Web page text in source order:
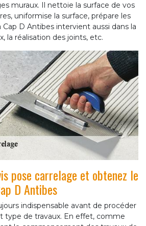
muraux. Il nettoie la surface de vos
uniformise la surface, prépare les
Cap D Antibes intervient aussi dans la
la réalisation des joints, etc.
pose carrelage et obtenez le
D Antibes
indispensable avant de procéder
type de travaux. En effet, comme